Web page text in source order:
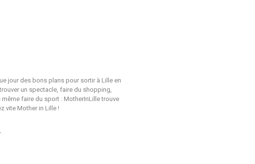
jour des bons plans pour sortir à Lille en
un spectacle, faire du shopping,
faire du sport : MotherInLille trouve
vite Mother in Lille !